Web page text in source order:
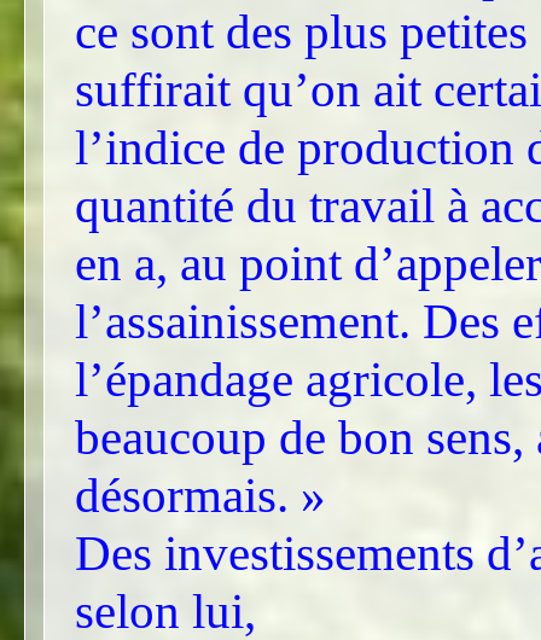
ce sont des plus
suffirait qu’on ait
l’indice de production
quantité du travail à
en a, au point
l’assainissement. Des
l’épandage agricole,
beaucoup de bon
désormais. »
Des investissements
selon lui,